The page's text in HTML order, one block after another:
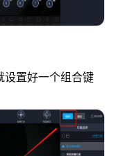
设置好一个组合键